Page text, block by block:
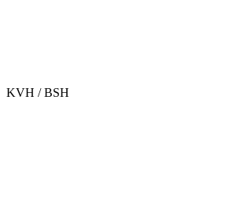
KVH / BSH